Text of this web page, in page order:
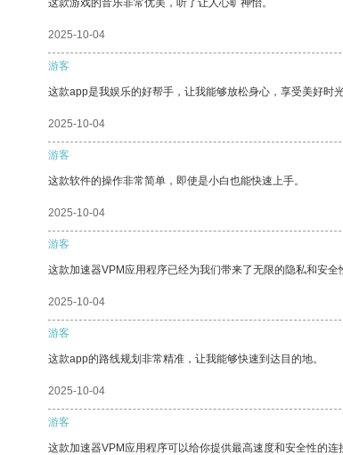
这款游戏的音乐非常优美，听了让人心旷神怡。
2025-10-04
游客
这款app是我娱乐的好帮手，让我能够放松身心，享受美好时光
2025-10-04
游客
这款软件的操作非常简单，即使是小白也能快速上手。
2025-10-04
游客
这款加速器VPM应用程序已经为我们带来了无限的隐私和安全
2025-10-04
游客
这款app的路线规划非常精准，让我能够快速到达目的地。
2025-10-04
游客
这款加速器VPM应用程序可以给你提供最高速度和安全性的连